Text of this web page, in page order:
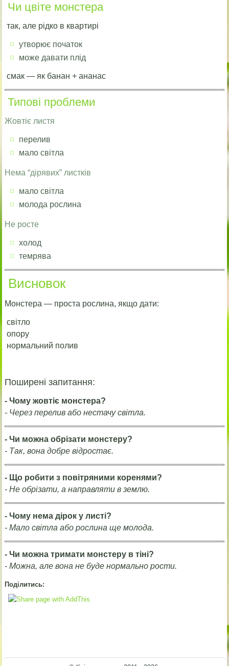
Чи цвіте монстера
так, але рідко в квартирі
утворює початок
може давати плід
смак — як банан + ананас
Типові проблеми
Жовтіє листя
перелив
мало світла
Нема “дірявих” листків
мало світла
молода рослина
Не росте
холод
темрява
Висновок
Монстера — проста рослина, якщо дати:
світло
опору
нормальний полив
Поширені запитання:
- Чому жовтіє монстера?
- Через перелив або нестачу світла.
- Чи можна обрізати монстеру?
- Так, вона добре відростає.
- Що робити з повітряними коренями?
- Не обрізати, а направляти в землю.
- Чому нема дірок у листі?
- Мало світла або рослина ще молода.
- Чи можна тримати монстеру в тіні?
- Можна, але вона не буде нормально рости.
Поділитись: